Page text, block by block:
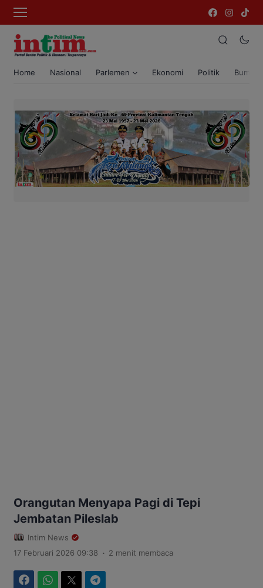
Home Nasional Parlemen Ekonomi Politik Bumi
Orangutan Menyapa Pagi di Tepi
Jembatan Pileslab
Intim News
17 Februari 2026 09:38 . 2 menit membaca